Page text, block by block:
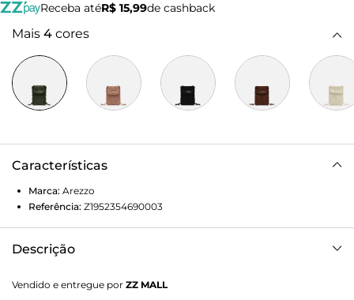
Receba atéR$ 15,99de cashback
Mais 4 cores
Características
Marca: Arezzo
Referência: Z1952354690003
Descrição
formato retangular, detalhe de nós nas laterais e alça
Vendido e entregue por ZZ MALL